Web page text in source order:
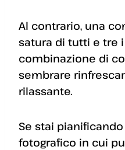
Al contrario, una
satura di tutti e tre
combinazione di
sembrare
rilassante.
Se stai
fotografico in cui